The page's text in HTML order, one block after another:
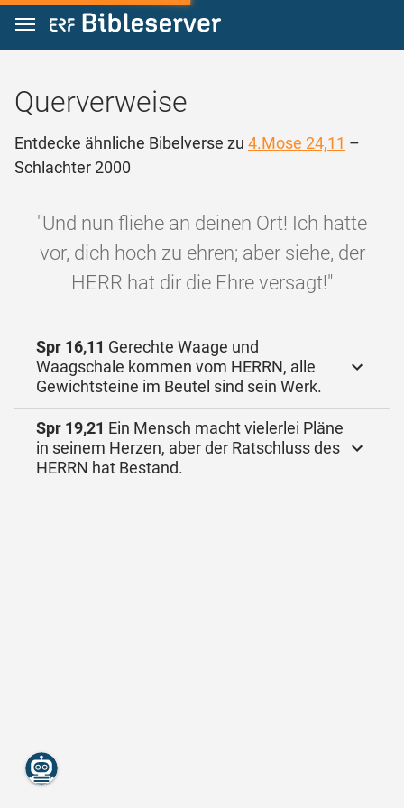
Zum Inhalt springen
Querverweise
Entdecke ähnliche Bibelverse zu 4.Mose 24,11 –
Schlachter 2000
"Und nun fliehe an deinen Ort! Ich hatte
vor, dich hoch zu ehren; aber siehe, der
HERR hat dir die Ehre versagt!"
Spr 16,11 Gerechte Waage und
Waagschale kommen vom HERRN, alle
Gewichtsteine im Beutel sind sein Werk.
Spr 19,21 Ein Mensch macht vielerlei Pläne
in seinem Herzen, aber der Ratschluss des
HERRN hat Bestand.